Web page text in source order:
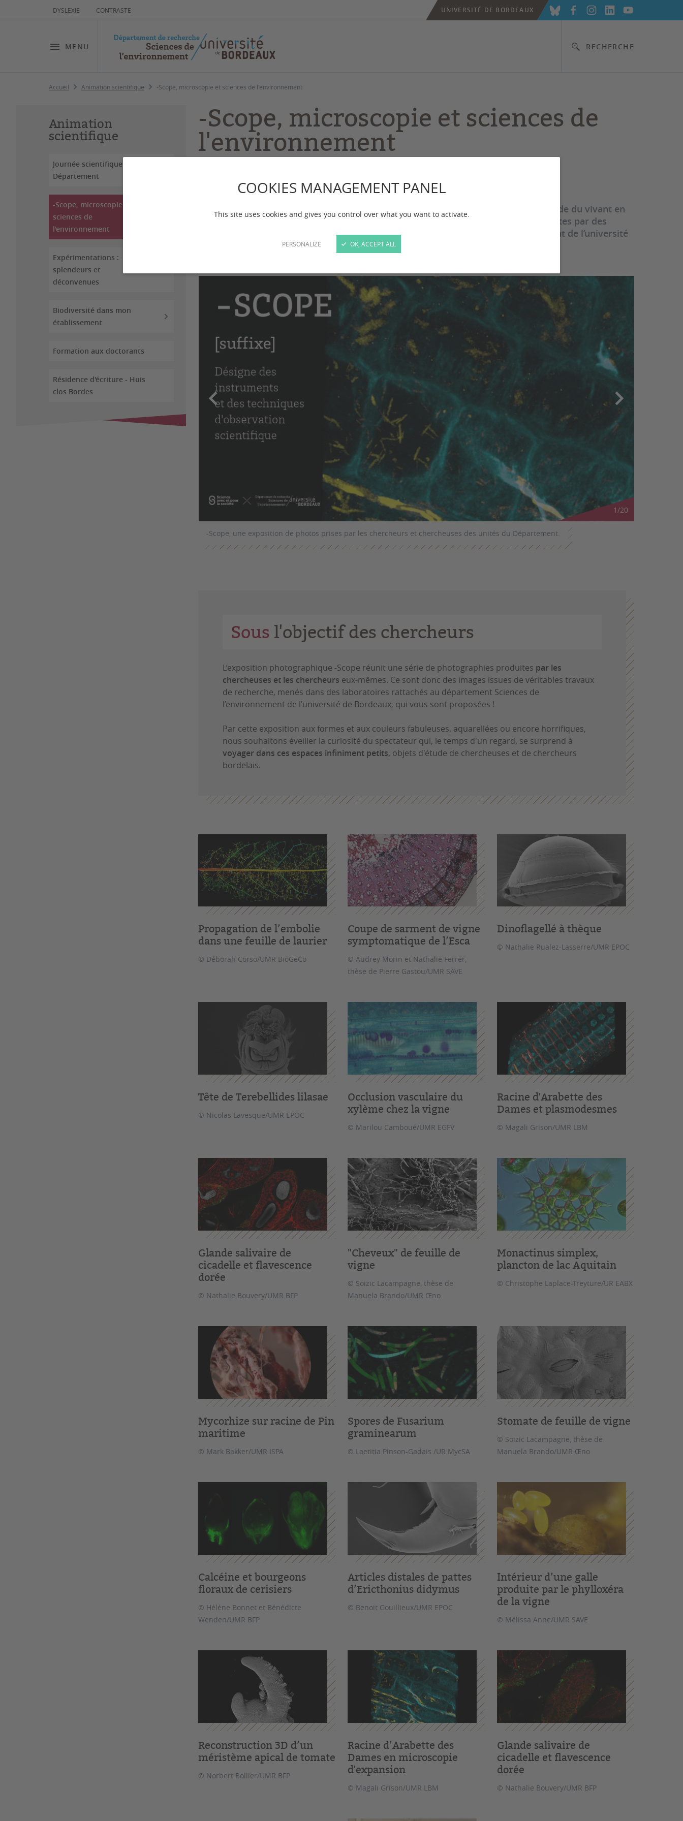
COOKIES MANAGEMENT PANEL
This site uses cookies and gives you control over what you want to activate.
PERSONALIZE OK, ACCEPT ALL
DYSLEXIE CONTRASTE
MENU RECHERCHE
UNIVERSITÉ DE BORDEAUX
Accueil Animation scientifique -Scope, microscopie et sciences de l'environnement
Animation
scientifique
Journée scientifique du
Département
-Scope, microscopie et
sciences de
l'environnement
Expérimentations :
splendeurs et
déconvenues
Biodiversité dans mon
établissement
Formation aux doctorants
Résidence d'écriture - Huis
clos Bordes
-Scope, microscopie et sciences de
l'environnement
L’exposition photographique « –Scope » nous invite à changer de focale sur le monde du vivant en
le révélant à l’échelle microscopique. Elle réunit une série de photographies produites par des
scientifiques de laboratoires rattachés au département Sciences de l’environnement de l’université
-Scope, une exposition de photos prises par les chercheurs et chercheuses des unités du Département.
1 /20
Sous l'objectif des chercheurs
L’exposition photographique -Scope réunit une série de photographies produites par les
chercheuses et les chercheurs eux-mêmes. Ce sont donc des images issues de véritables travaux
de recherche, menés dans des laboratoires rattachés au département Sciences de
l’environnement de l’université de Bordeaux, qui vous sont proposées !
Par cette exposition aux formes et aux couleurs fabuleuses, aquarellées ou encore horrifiques,
nous souhaitons éveiller la curiosité du spectateur qui, le temps d'un regard, se surprend à
voyager dans ces espaces infiniment petits, objets d'étude de chercheuses et de chercheurs
bordelais.
Propagation de l’embolie
dans une feuille de laurier
© Déborah Corso/UMR BioGeCo
Coupe de sarment de vigne
symptomatique de l’Esca
© Audrey Morin et Nathalie Ferrer,
thèse de Pierre Gastou/UMR SAVE
Dinoflagellé à thèque
© Nathalie Rualez-Lasserre/UMR EPOC
Tête de Terebellides lilasae
© Nicolas Lavesque/UMR EPOC
Occlusion vasculaire du
xylème chez la vigne
© Marilou Camboué/UMR EGFV
Racine d'Arabette des
Dames et plasmodesmes
© Magali Grison/UMR LBM
Glande salivaire de
cicadelle et flavescence
dorée
© Nathalie Bouvery/UMR BFP
"Cheveux" de feuille de
vigne
© Soizic Lacampagne, thèse de
Manuela Brando/UMR Œno
Monactinus simplex,
plancton de lac Aquitain
© Christophe Laplace-Treyture/UR EABX
Mycorhize sur racine de Pin
maritime
© Mark Bakker/UMR ISPA
Spores de Fusarium
graminearum
© Laetitia Pinson-Gadais /UR MycSA
Stomate de feuille de vigne
© Soizic Lacampagne, thèse de
Manuela Brando/UMR Œno
Calcéine et bourgeons
floraux de cerisiers
© Hélène Bonnet et Bénédicte
Wenden/UMR BFP
Articles distales de pattes
d’Ericthonius didymus
© Benoit Gouillieux/UMR EPOC
Intérieur d’une galle
produite par le phylloxéra
de la vigne
© Mélissa Anne/UMR SAVE
Reconstruction 3D d’un
méristème apical de tomate
© Norbert Bollier/UMR BFP
Racine d’Arabette des
Dames en microscopie
d'expansion
© Magali Grison/UMR LBM
Glande salivaire de
cicadelle et flavescence
dorée
© Nathalie Bouvery/UMR BFP